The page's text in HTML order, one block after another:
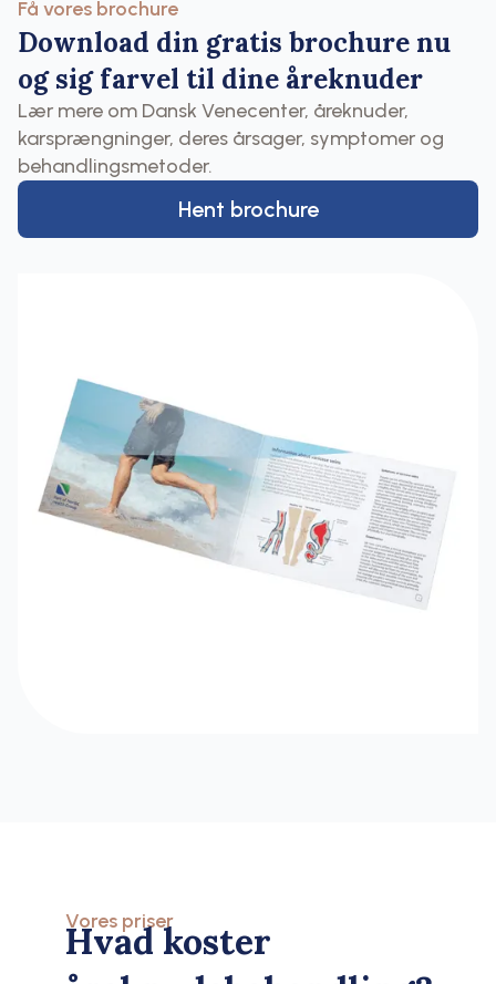
Få vores brochure
Download din gratis brochure nu
og sig farvel til dine åreknuder
Lær mere om Dansk Venecenter, åreknuder,
karsprængninger, deres årsager, symptomer og
behandlingsmetoder.
Hent brochure
Vores priser
Hvad koster